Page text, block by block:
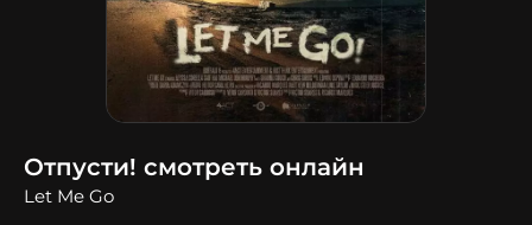
Отпусти! смотреть онлайн
Let Me Go